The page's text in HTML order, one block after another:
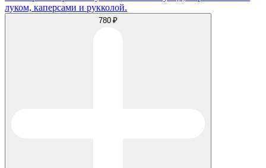
луком, каперсами и рукколой.
780 ₽